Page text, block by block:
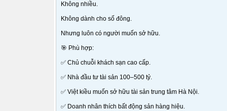
Không nhiều.
Không dành cho số đông.
Nhưng luôn có người muốn sở hữu.
🎯 Phù hợp:
✅ Chủ chuỗi khách sạn cao cấp.
✅ Nhà đầu tư tài sản 100–500 tỷ.
✅ Việt kiều muốn sở hữu tài sản trung tâm Hà Nội.
✅ Doanh nhân thích bất động sản hàng hiệu.